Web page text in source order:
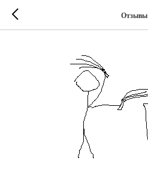
Отзывы